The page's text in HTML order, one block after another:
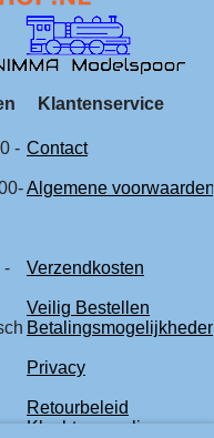
Klantenservice
- Contact
Algemene voorwaarden
-
Verzendkosten
Veilig Bestellen
Privacy
Retourbeleid
Klachtenregeling